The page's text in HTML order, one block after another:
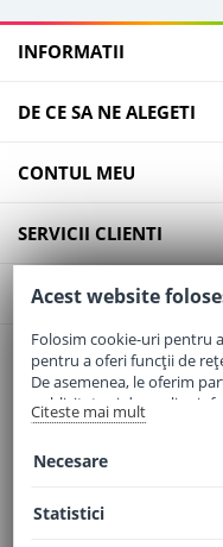
INFORMATII
DE CE SA NE ALEGETI
CONTUL MEU
SERVICII CLIENTI
CONTACT
Email:office@elaptepraf.ro
Telefon:0745-964-449
Adresa:Sos. Borsului, Nr.
Acest website
Folosim cookie-uri pentru
pentru a oferi funcții de
De asemenea, le oferim
publicitate și de analize
folosiți site-ul nostru.
Citeste mai mult
Necesare
Statistici